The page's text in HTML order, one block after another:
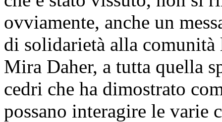
ovviamente, anche un
di solidarietà alla comunità
Mira Daher, a tutta quella
cedri che ha dimostrato
possano interagire le varie